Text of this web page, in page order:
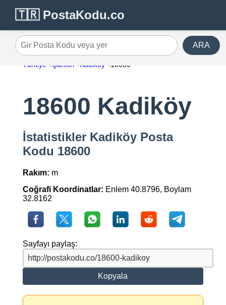
🇹🇷 PostaKodu.co
Gir Posta Kodu veya yer ARA
Türkiye Çankiri Kadiköy 18600
18600 Kadiköy
İstatistikler Kadiköy Posta
Kodu 18600
Rakım: m
Coğrafi Koordinatlar: Enlem 40.8796, Boylam
32.8162
Sayfayı paylaş:
Kopyala